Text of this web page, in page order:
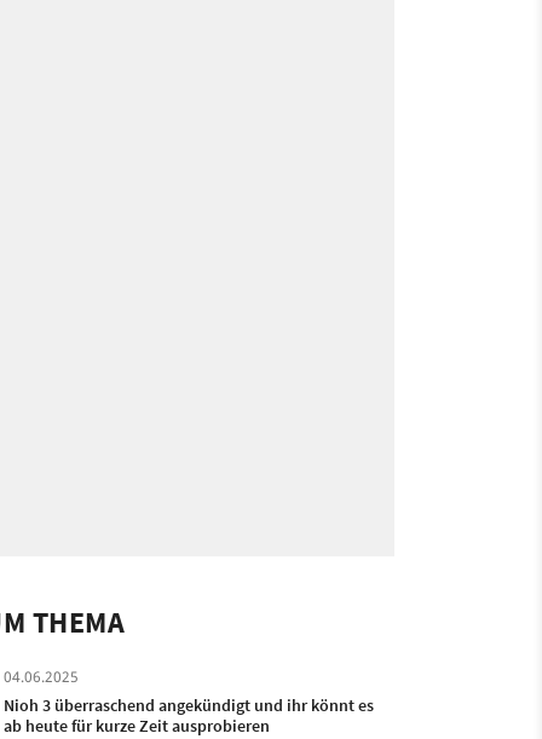
THEMA
04.06.2025
Nioh 3 überraschend angekündigt und ihr könnt es
ab heute für kurze Zeit ausprobieren